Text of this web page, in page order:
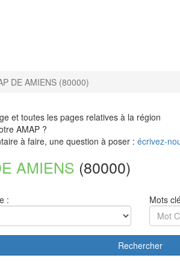
DE AMIENS (80000)
et toutes les pages relatives à la région
AMAP ?
à faire, une question à poser : écrivez-
AMIENS (80000)
:
Mots
Rechercher